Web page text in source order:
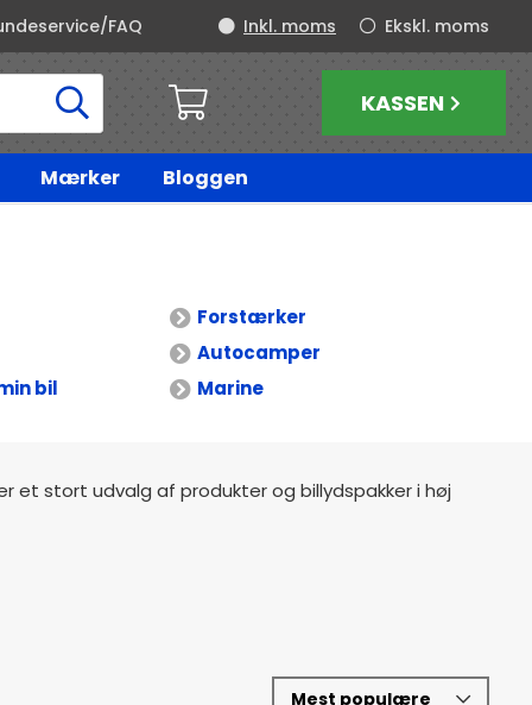
FAQ Ekskl. moms
Inkl. moms
KASSEN
Mærker Bloggen
Forstærker
Autocamper
bil
Marine
et stort udvalg af produkter og billydspakker i høj